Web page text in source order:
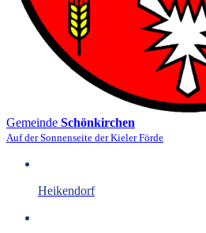
Gemeinde Schönkirchen
Auf der Sonnenseite der Kieler Förde
Heikendorf